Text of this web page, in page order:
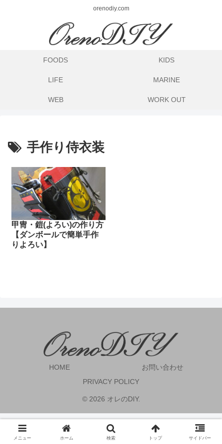
orenodiy.com
FOODS KIDS
LIFE MARINE
WEB WORK OUT
手作り侍衣装
甲冑・鎧(よろい)の作り方
【ダンボールで簡単手作
りよろい】
HOME
お問い合わせ
PRIVACY POLICY
© 2026 オレのDIY.
メニュー ホーム 検索 トップ サイドバー